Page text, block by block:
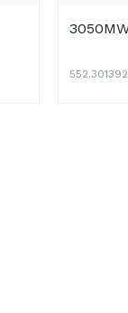
552.301392